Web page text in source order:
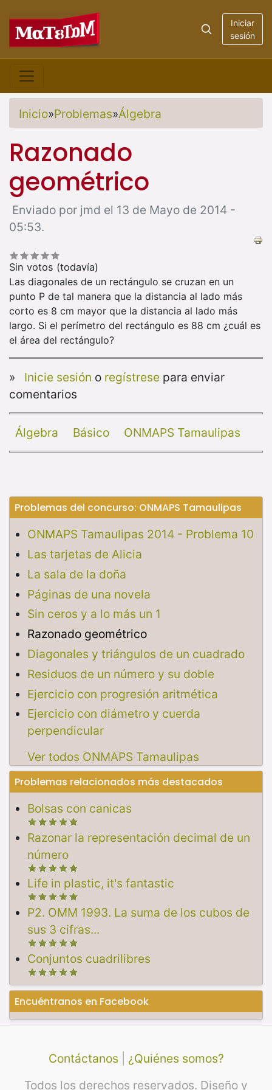
Iniciar
sesión
Inicio»Problemas»Álgebra
Razonado
geométrico
Enviado por jmd el 13 de Mayo de 2014 -
05:53.
Sin votos (todavía)
Las diagonales de un rectángulo se cruzan en un
punto P de tal manera que la distancia al lado más
corto es 8 cm mayor que la distancia al lado más
largo. Si el perímetro del rectángulo es 88 cm ¿cuál es
el área del rectángulo?
» Inicie sesión o regístresepara enviar
comentarios
Álgebra Básico ONMAPS Tamaulipas
Problemas del concurso: ONMAPS Tamaulipas
ONMAPS Tamaulipas 2014 - Problema 10
Las tarjetas de Alicia
La sala de la doña
Páginas de una novela
Sin ceros y a lo más un 1
Razonado geométrico
Diagonales y triángulos de un cuadrado
Residuos de un número y su doble
Ejercicio con progresión aritmética
Ejercicio con diámetro y cuerda
perpendicular
Ver todos ONMAPS Tamaulipas
Problemas relacionados más destacados
Bolsas con canicas
Razonar la representación decimal de un
número
Life in plastic, it's fantastic
P2. OMM 1993. La suma de los cubos de
sus 3 cifras...
Conjuntos cuadrilibres
Encuéntranos en Facebook
Contáctanos
¿Quiénes somos?
Todos los derechos reservados. Diseño y